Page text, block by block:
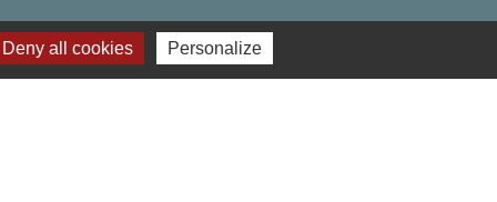
institutionnels
Deny all cookies Personalize